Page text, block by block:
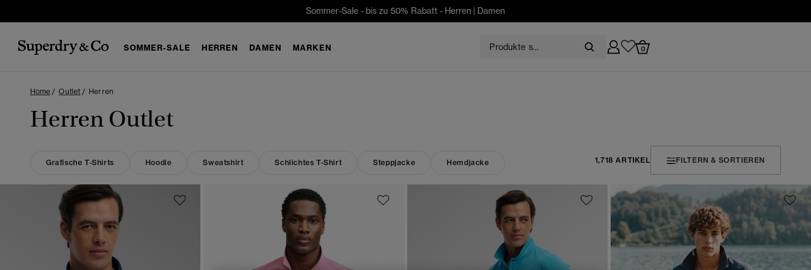
Sommer-Sale - bis zu 50% Rabatt - Herren | Damen
SOMMER-SALE HERREN DAMEN MARKEN 0
Home Outlet Herren
Herren Outlet
Grafische T-Shirts Hoodie Sweatshirt Schlichtes T-Shirt Steppjacke Hemdjacke 1,718 ARTIKEL FILTERN & SORTIEREN